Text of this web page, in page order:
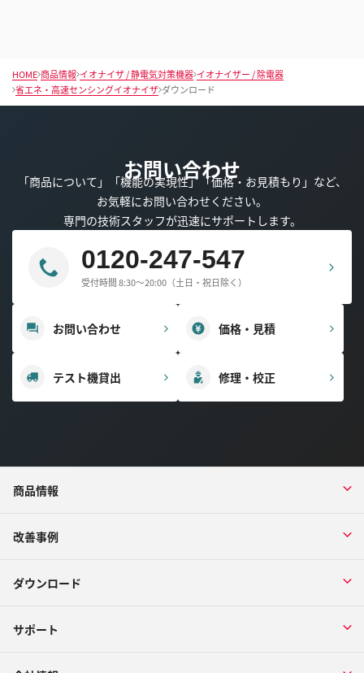
HOME 商品情報 イオナイザ / 静電気対策機器 イオナイザー / 除電器
省エネ・高速センシングイオナイザ ダウンロード
お問い合わせ
「商品について」「機能の実現性」「価格・お見積もり」など、
お気軽にお問い合わせください。
専門の技術スタッフが迅速にサポートします。
0120-247-547
受付時間 8:30～20:00（土日・祝日除く）
お問い合わせ 価格・見積
テスト機貸出 修理・校正
商品情報
改善事例
ダウンロード
サポート